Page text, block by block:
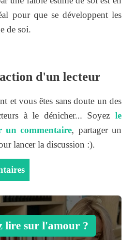
pour que se développent les
de soi.
d'un lecteur
et vous êtes sans doute un des
à le dénicher... Soyez le
un commentaire, partager un
lancer la discussion :).
lire sur l'amour ?